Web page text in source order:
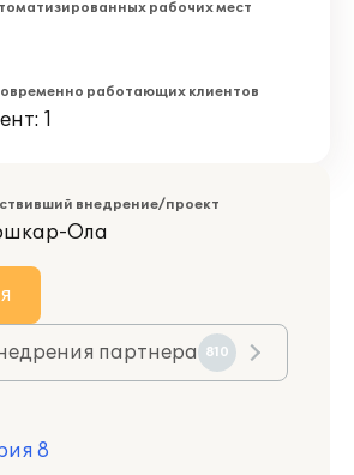
рабочих мест
работающих клиентов
1
внедрение/проект
Ола
партнера 810
8